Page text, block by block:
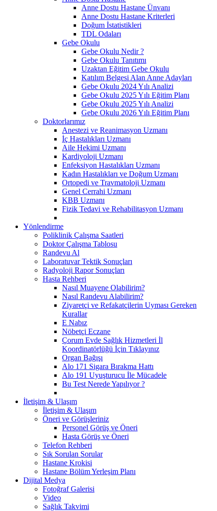
Anne Dostu Hastane Ünvanı
Anne Dostu Hastane Kriterleri
Doğum İstatistikleri
TDL Odaları
Gebe Okulu
Gebe Okulu Nedir ?
Gebe Okulu Tanıtımı
Uzaktan Eğitim Gebe Okulu
Katılım Belgesi Alan Anne Adayları
Gebe Okulu 2024 Yılı Analizi
Gebe Okulu 2025 Yılı Eğitim Planı
Gebe Okulu 2025 Yılı Analizi
Gebe Okulu 2026 Yılı Eğitim Planı
Doktorlarımız
Anestezi ve Reanimasyon Uzmanı
İç Hastalıkları Uzmanı
Aile Hekimi Uzmanı
Kardiyoloji Uzmanı
Enfeksiyon Hastalıkları Uzmanı
Kadın Hastalıkları ve Doğum Uzmanı
Ortopedi ve Travmatoloji Uzmanı
Genel Cerrahi Uzmanı
KBB Uzmanı
Fizik Tedavi ve Rehabilitasyon Uzmanı
Yönlendirme
Poliklinik Çalışma Saatleri
Doktor Çalışma Tablosu
Randevu Al
Laboratuvar Tektik Sonuçları
Radyoloji Rapor Sonuçları
Hasta Rehberi
Nasıl Muayene Olabilirim?
Nasıl Randevu Alabilirim?
Ziyaretçi ve Refakatçilerin Uyması Gereken
Kurallar
E Nabız
Nöbetçi Eczane
Çorum Evde Sağlık Hizmetleri İl
Koordinatörlüğü İçin Tıklayınız
Organ Bağışı
Alo 171 Sigara Bırakma Hattı
Alo 191 Uyuşturucu İle Mücadele
Bu Test Nerede Yapılıyor ?
İletişim & Ulaşım
İletişim & Ulaşım
Öneri ve Görüşleriniz
Personel Görüş ve Öneri
Hasta Görüş ve Öneri
Telefon Rehberi
Sık Sorulan Sorular
Hastane Krokisi
Hastane Bölüm Yerleşim Planı
Dijital Medya
Fotoğraf Galerisi
Video
Sağlık Takvimi